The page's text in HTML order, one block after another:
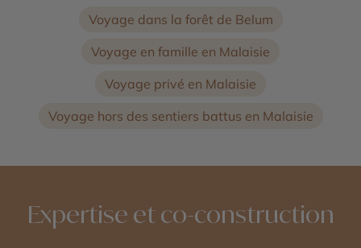
Voyage dans la forêt de Belum
Voyage en famille en Malaisie
Voyage privé en Malaisie
Voyage hors des sentiers battus en Malaisie
Expertise et co-construction